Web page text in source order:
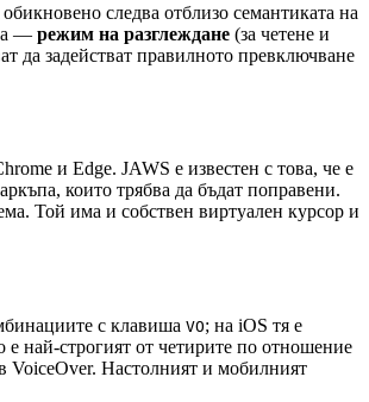
следва отблизо семантиката на
— режим на разглеждане (за четене и
да задействат правилното превключване
и Edge. JAWS е известен с това, че е
които трябва да бъдат поправени.
Той има и собствен виртуален курсор и
с клавиша VO; на iOS тя е
е най-строгият от четирите по отношение
VoiceOver. Настолният и мобилният